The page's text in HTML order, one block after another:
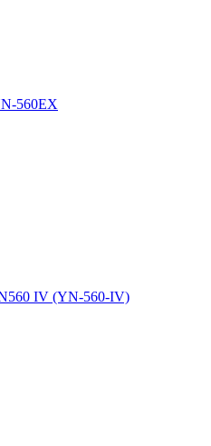
560EX
IV (YN-560-IV)